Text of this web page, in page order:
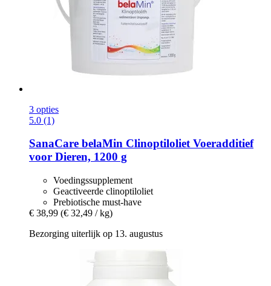
3 opties
5.0 (1)
SanaCare belaMin Clinoptiloliet Voeradditief
voor Dieren, 1200 g
Voedingssupplement
Geactiveerde clinoptiloliet
Prebiotische must-have
€ 38,99 (€ 32,49 / kg)
Bezorging uiterlijk op 13. augustus